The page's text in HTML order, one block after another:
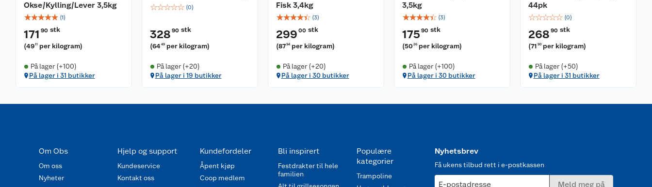
Okse/Kylling/Lever 3,5kg
☆☆☆☆☆ (1)
171 90 stk
(4911 per kilogram)
På lager (+100)
På lager i 31 butikker
☆☆☆☆☆ (0)
328 90 stk
(64 49 per kilogram)
På lager (+20)
På lager i 19 butikker
Fisk 3,4kg
☆☆☆☆☆ (3)
299 00 stk
(8794 per kilogram)
På lager (+20)
På lager i 30 butikker
3,5kg
☆☆☆☆☆ (3)
175 90 stk
(5026 per kilogram)
På lager (+100)
På lager i 30 butikker
44pk
☆☆☆☆☆ (0)
268 90 stk
(71 90 per kilogram)
På lager (+50)
På lager i 31 butikker
Om Obs
Om oss
Nyheter
Hjelp og support
Kundeservice
Kontakt oss
Kundefordeler
Åpent kjøp
Coop medlem
Bli inspirert
Festdrakter til hele
familien
Populære
kategorier
Trampoline
Nyhetsbrev
Få ukens tilbud rett i e-postkassen
E-postadresse Meld meg på